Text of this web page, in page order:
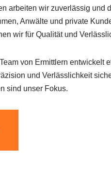
arbeiten wir zuverlässig und
Anwälte und private
wir für Qualität und
von Ermittlern entwickelt
und Verlässlichkeit
sind unser Fokus.